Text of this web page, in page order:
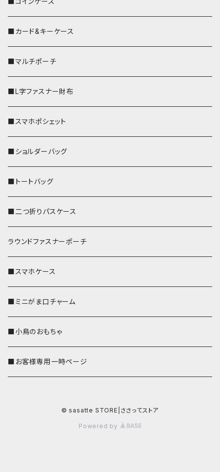
■カード&キーケース
■マルチポーチ
■L字ファスナー財布
■スマホポシェット
■ショルダーバッグ
■トートバッグ
■二つ折りパスケース
ラウンドファスナーポーチ
■スマホケース
■ミニがま口チャーム
■小鳥のおもちゃ
■お客様専用一時ページ
© sasatte STORE|ささってストア
Powered by